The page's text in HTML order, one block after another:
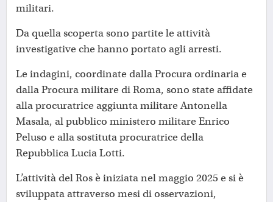
militari.
Da quella scoperta sono partite le attività
investigative che hanno portato agli arresti.
Le indagini, coordinate dalla Procura ordinaria e
dalla Procura militare di Roma, sono state affidate
alla procuratrice aggiunta militare Antonella
Masala, al pubblico ministero militare Enrico
Peluso e alla sostituta procuratrice della
Repubblica Lucia Lotti.
L’attività del Ros è iniziata nel maggio 2025 e si è
sviluppata attraverso mesi di osservazioni,